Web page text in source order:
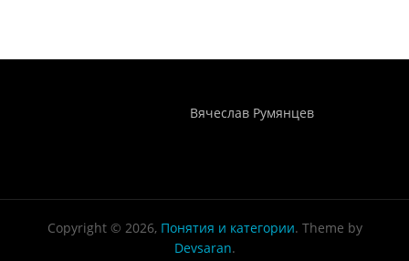
Вячеслав Румянцев
Copyright © 2026, Понятия и категории. Theme by
Devsaran.